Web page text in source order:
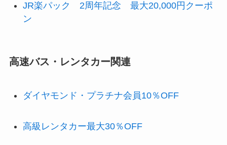
JR楽パック 2周年記念 最大20,000円クーポ
ン
高速バス・レンタカー関連
ダイヤモンド・プラチナ会員10％OFF
高級レンタカー最大30％OFF